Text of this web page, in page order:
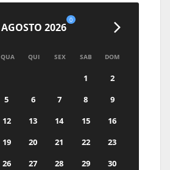
AGOSTO 2026
0
QUA QUI SEX SAB DOM
1
2
5 6 7 8
9
12 13 14 15
16
19 20 21 22
23
26 27 28 29
30